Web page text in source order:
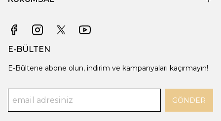
E-BÜLTEN
E-Bültene abone olun, indirim ve kampanyaları kaçırmayın!
GÖNDER